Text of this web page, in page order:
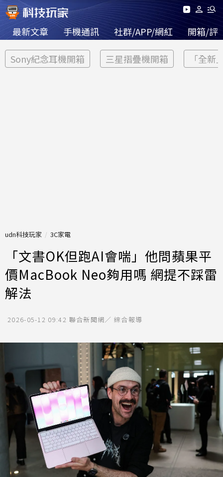
最新文章 手機通訊 社群/APP/網紅 開箱/評
Sony紀念耳機開箱 三星摺疊機開箱 「全新
udn科技玩家 3C家電
「文書OK但跑AI會喘」他問蘋果平
價MacBook Neo夠用嗎 網提不踩雷
解法
2026-05-12 09:42 聯合新聞網／ 綜合報導